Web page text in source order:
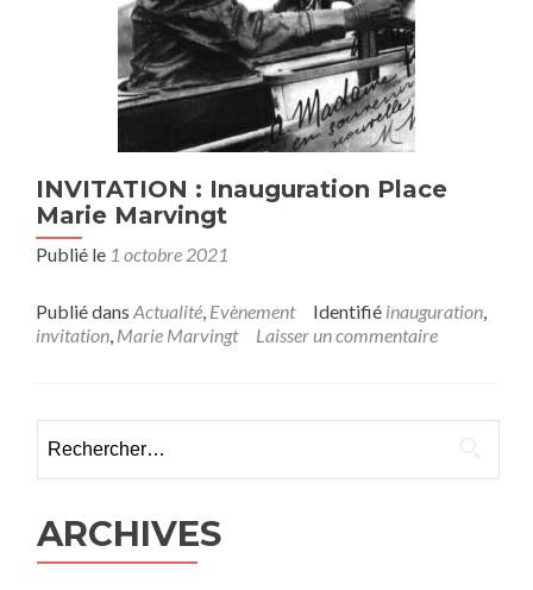
INVITATION : Inauguration Place
Marie Marvingt
Publié le 1 octobre 2021
Publié dans Actualité, Evènement Identifié inauguration,
invitation, Marie Marvingt Laisser un commentaire
ARCHIVES